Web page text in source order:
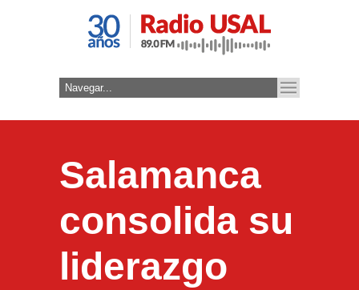
Salamanca
consolida su
liderazgo